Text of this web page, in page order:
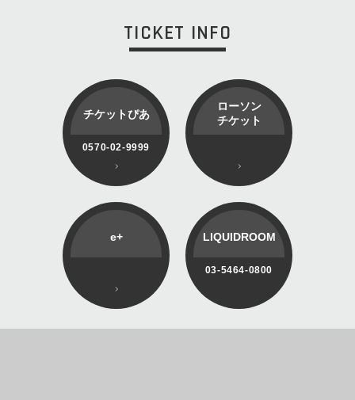
TICKET INFO
チケットぴあ
0570-02-9999
ローソン
チケット
e+ LIQUIDROOM
03-5464-0800